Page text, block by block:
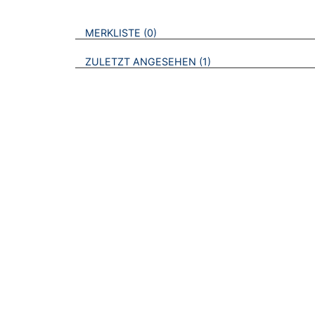
VERWEISE AUF VERMERKTE- ODER
MERKLISTE 0
ZULETZT ANGESEHEN 1